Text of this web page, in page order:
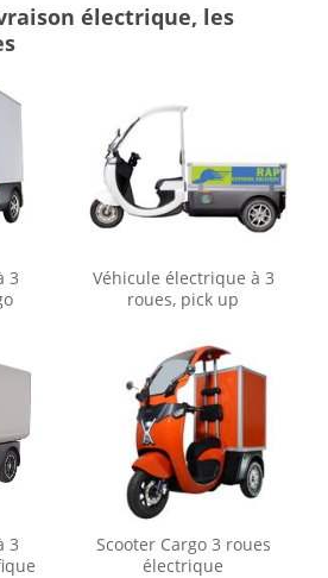
électrique, les
3
Véhicule électrique à 3
roues, pick up
3
Scooter Cargo 3 roues
électrique